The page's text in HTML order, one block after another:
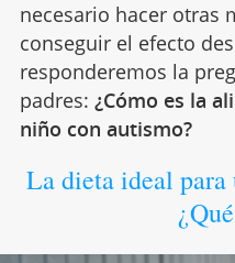
necesario hacer otras
conseguir el efecto
responderemos la
padres: ¿Cómo es la
niño con autismo?
La dieta ideal